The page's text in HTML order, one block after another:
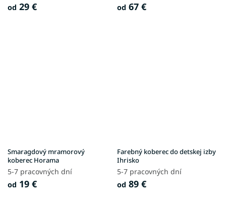
od 29 €
od 67 €
Smaragdový mramorový
koberec Horama
5-7 pracovných dní
od 19 €
Farebný koberec do detskej izby
Ihrisko
5-7 pracovných dní
od 89 €